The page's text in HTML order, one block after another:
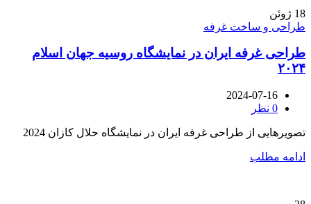
18 ژوئن
طراحی و ساخت غرفه
طراحی غرفه ایران در نمایشگاه روسیه جهان اسلام
۲۰۲۴
2024-07-16
0 نظر
تصویرهایی از طراحی غرفه ایران در نمایشگاه حلال کازان 2024
ادامه مطلب